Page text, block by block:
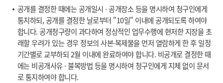
공개를 결정한 때에는 공개일시 · 공개장소 등을 명시하여 청구인에게
통지하되, 공개를 결정한 날로부터 "10일" 이내에 공개되도록 하여야
합니다. 공개청구량이 과다하여 정상적인 업무수행에 현저한 지장을 초
래할 우려가 있는 경우 정보의 사본·복제물을 먼저 열람하게 한 후 일정
기간별로 교부하되 2월 이내에 완료하여야 합니다. 비공개로 결정한 때
에는 비공개사유 · 불복방법 등을 명시하여 청구인에게 지체 없이 문서
로 통지하여야 합니다.